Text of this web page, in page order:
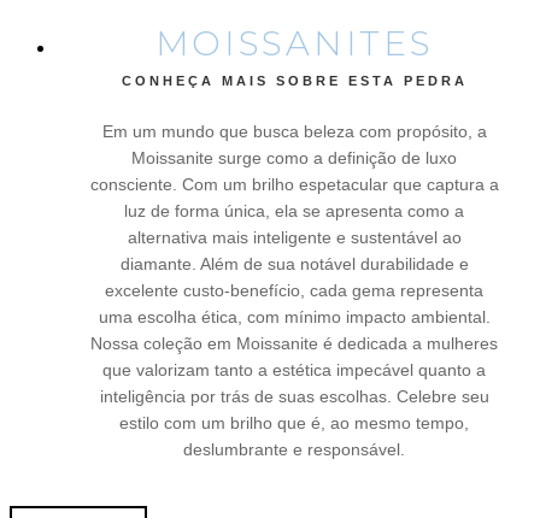
MOISSANITES
CONHEÇA MAIS SOBRE ESTA PEDRA
Em um mundo que busca beleza com propósito, a
Moissanite surge como a definição de luxo
consciente. Com um brilho espetacular que captura a
luz de forma única, ela se apresenta como a
alternativa mais inteligente e sustentável ao
diamante. Além de sua notável durabilidade e
excelente custo-benefício, cada gema representa
uma escolha ética, com mínimo impacto ambiental.
Nossa coleção em Moissanite é dedicada a mulheres
que valorizam tanto a estética impecável quanto a
inteligência por trás de suas escolhas. Celebre seu
estilo com um brilho que é, ao mesmo tempo,
deslumbrante e responsável.